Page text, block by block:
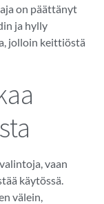
on päättänyt
ja hylly
jolloin keittiöstä
vaan
käytössä.
välein,